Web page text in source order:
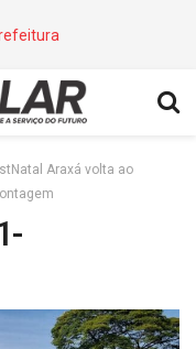
Araxá volta ao